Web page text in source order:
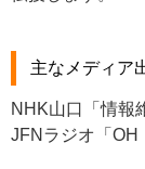
主なメディア
NHK山口「情報
JFNラジオ「